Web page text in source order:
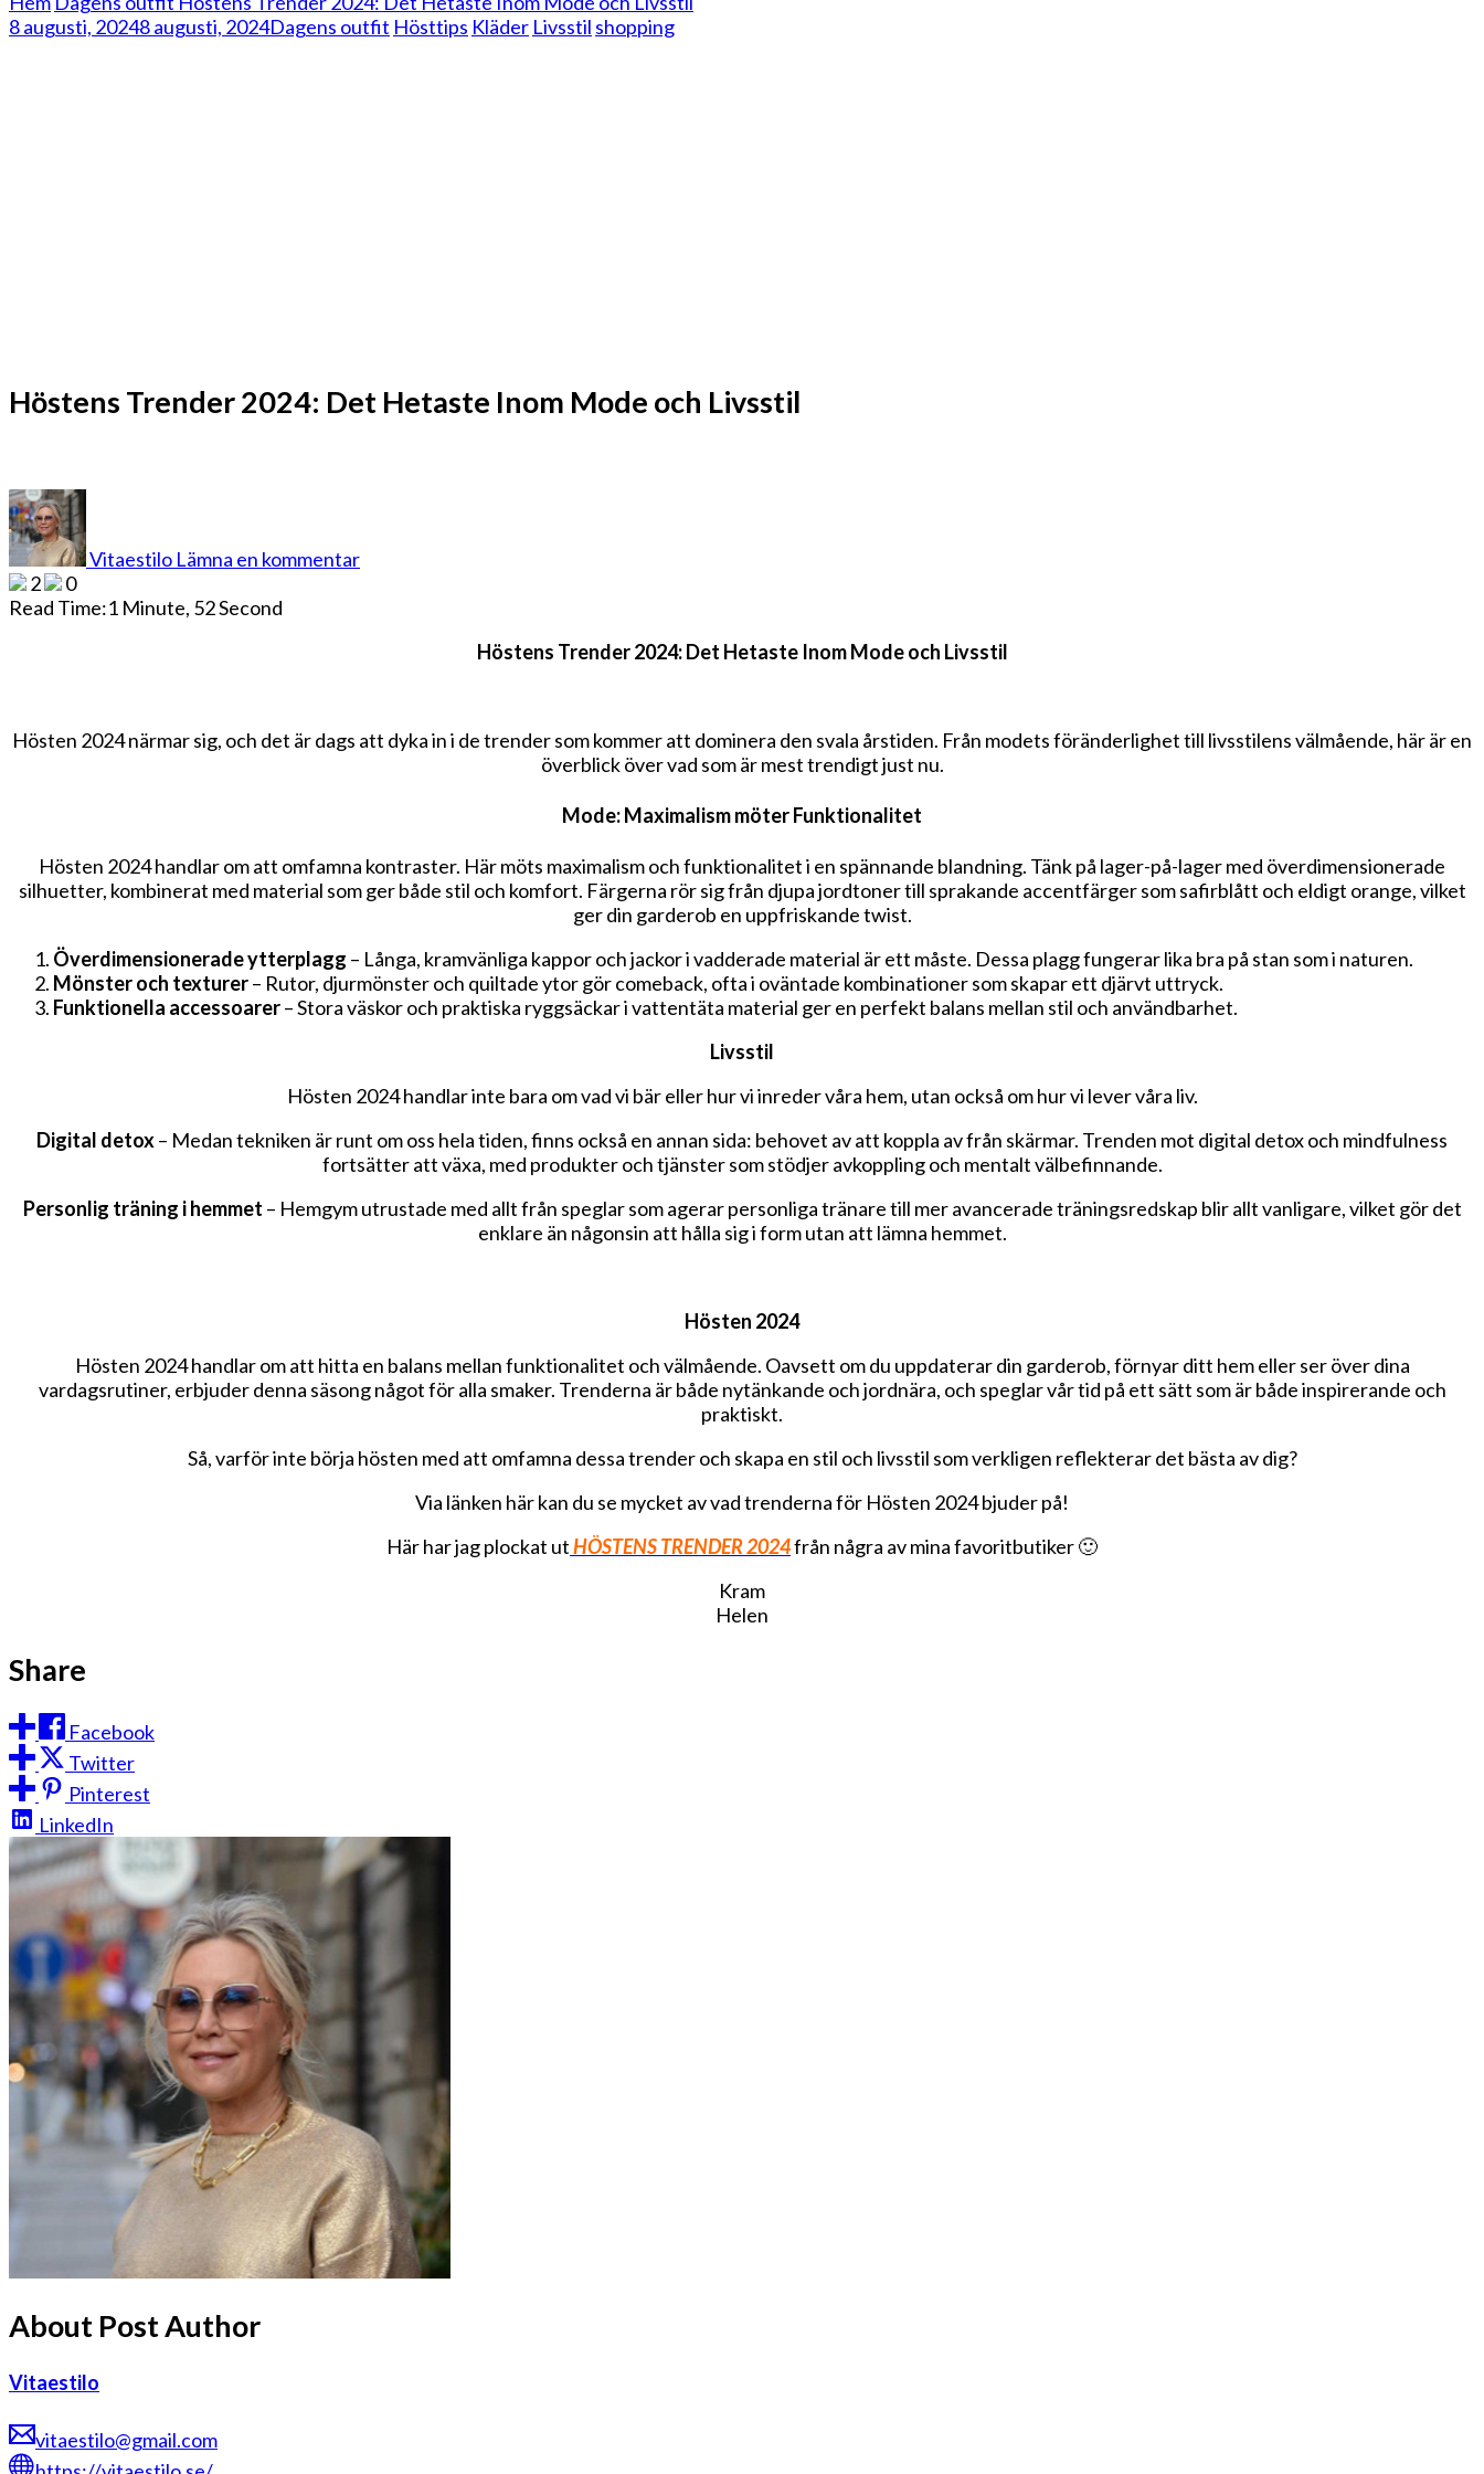
8 augusti, 20248 augusti, 2024Dagens outfit Hösttips Kläder Livsstil shopping
Höstens Trender 2024: Det Hetaste Inom Mode och Livsstil
Vitaestilo Lämna en kommentar
2024:
2
0
Read Time:1 Minute, 52 Second
Höstens Trender 2024: Det Hetaste Inom Mode och Livsstil
Hösten 2024 närmar sig, och det är dags att dyka in i de trender som kommer att dominera den svala årstiden. Från modets föränderlighet till livsstilens välmående, här är en
överblick över vad som är mest trendigt just nu.
Mode: Maximalism möter Funktionalitet
Hösten 2024 handlar om att omfamna kontraster. Här möts maximalism och funktionalitet i en spännande blandning. Tänk på lager-på-lager med överdimensionerade
silhuetter, kombinerat med material som ger både stil och komfort. Färgerna rör sig från djupa jordtoner till sprakande accentfärger som safirblått och eldigt orange, vilket
ger din garderob en uppfriskande twist.
Överdimensionerade ytterplagg – Långa, kramvänliga kappor och jackor i vadderade material är ett måste. Dessa plagg fungerar lika bra på stan som i naturen.
Mönster och texturer– Rutor, djurmönster och quiltade ytor gör comeback, ofta i oväntade kombinationer som skapar ett djärvt uttryck.
Funktionella accessoarer– Stora väskor och praktiska ryggsäckar i vattentäta material ger en perfekt balans mellan stil och användbarhet.
Livsstil
Hösten 2024 handlar inte bara om vad vi bär eller hur vi inreder våra hem, utan också om hur vi lever våra liv.
Digital detox– Medan tekniken är runt om oss hela tiden, finns också en annan sida: behovet av att koppla av från skärmar. Trenden mot digital detox och mindfulness
fortsätter att växa, med produkter och tjänster som stödjer avkoppling och mentalt välbefinnande.
Personlig träning i hemmet – Hemgym utrustade med allt från speglar som agerar personliga tränare till mer avancerade träningsredskap blir allt vanligare, vilket gör det
enklare än någonsin att hålla sig i form utan att lämna hemmet.
Hösten 2024
Hösten 2024 handlar om att hitta en balans mellan funktionalitet och välmående. Oavsett om du uppdaterar din garderob, förnyar ditt hem eller ser över dina
vardagsrutiner, erbjuder denna säsong något för alla smaker. Trenderna är både nytänkande och jordnära, och speglar vår tid på ett sätt som är både inspirerande och
praktiskt.
Så, varför inte börja hösten med att omfamna dessa trender och skapa en stil och livsstil som verkligen reflekterar det bästa av dig?
Via länken här kan du se mycket av vad trenderna för Hösten 2024 bjuder på!
Här har jag plockat utHÖSTENS TRENDER 2024från några av mina favoritbutiker 🙂
Kram
Helen
Share
Facebook
Twitter
Pinterest
LinkedIn
About Post Author
Vitaestilo
vitaestilo@gmail.com